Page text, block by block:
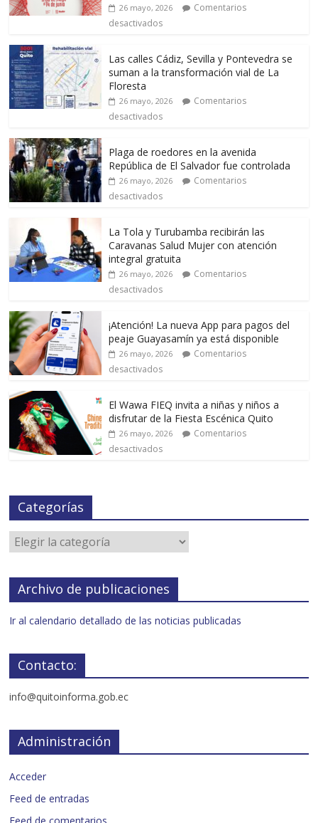
26 mayo, 2026
Comentarios
desactivados
Las calles Cádiz, Sevilla y Pontevedra se
suman a la transformación vial de La
Floresta
26 mayo, 2026
Comentarios
desactivados
Plaga de roedores en la avenida
República de El Salvador fue controlada
26 mayo, 2026
Comentarios
desactivados
La Tola y Turubamba recibirán las
Caravanas Salud Mujer con atención
integral gratuita
26 mayo, 2026
Comentarios
desactivados
¡Atención! La nueva App para pagos del
peaje Guayasamín ya está disponible
26 mayo, 2026
Comentarios
desactivados
El Wawa FIEQ invita a niñas y niños a
disfrutar de la Fiesta Escénica Quito
26 mayo, 2026
Comentarios
desactivados
Categorías
Archivo de publicaciones
Ir al calendario detallado de las noticias publicadas
Contacto:
info@quitoinforma.gob.ec
Administración
Acceder
Feed de entradas